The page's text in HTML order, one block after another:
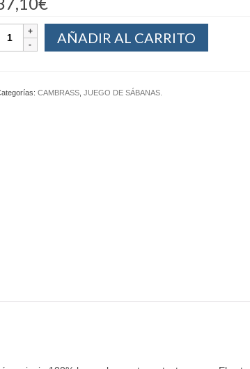
AÑADIR AL CARRITO
CAMBRASS, JUEGO DE SÁBANAS.